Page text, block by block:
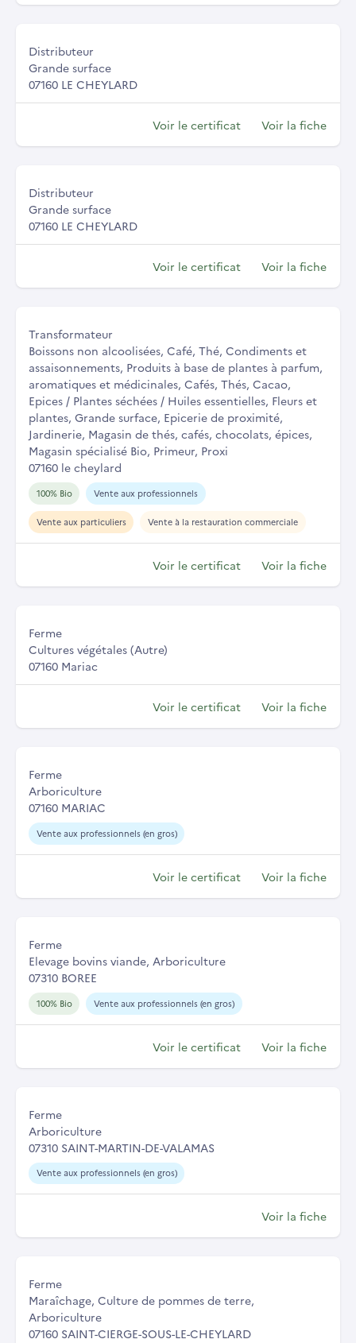
Distributeur
Grande surface
07160 LE CHEYLARD
Voir le certificat Voir la fiche
Distributeur
Grande surface
07160 LE CHEYLARD
Voir le certificat Voir la fiche
Transformateur
Boissons non alcoolisées, Café, Thé, Condiments et
assaisonnements, Produits à base de plantes à parfum,
aromatiques et médicinales, Cafés, Thés, Cacao,
Epices / Plantes séchées / Huiles essentielles, Fleurs et
plantes, Grande surface, Epicerie de proximité,
Jardinerie, Magasin de thés, cafés, chocolats, épices,
Magasin spécialisé Bio, Primeur, Proxi
07160 le cheylard
100% Bio Vente aux professionnels
Vente aux particuliers Vente à la restauration commerciale
Voir le certificat Voir la fiche
Ferme
Cultures végétales (Autre)
07160 Mariac
Voir le certificat Voir la fiche
Ferme
Arboriculture
07160 MARIAC
Vente aux professionnels (en gros)
Voir le certificat Voir la fiche
Ferme
Elevage bovins viande, Arboriculture
07310 BOREE
100% Bio Vente aux professionnels (en gros)
Voir le certificat Voir la fiche
Ferme
Arboriculture
07310 SAINT-MARTIN-DE-VALAMAS
Vente aux professionnels (en gros)
Voir la fiche
Ferme
Maraîchage, Culture de pommes de terre,
Arboriculture
07160 SAINT-CIERGE-SOUS-LE-CHEYLARD